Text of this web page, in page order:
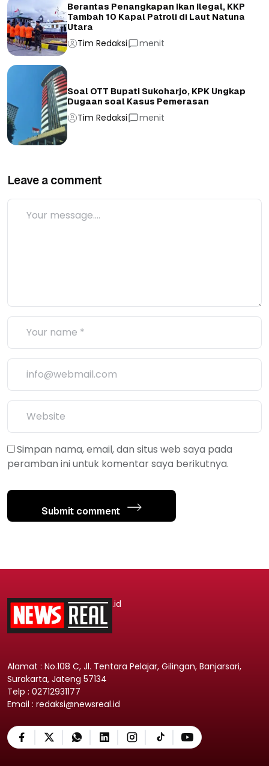
Berantas Penangkapan Ikan Ilegal, KKP
Tambah 10 Kapal Patroli di Laut Natuna
Utara
Tim Redaksi menit
Soal OTT Bupati Sukoharjo, KPK Ungkap
Dugaan soal Kasus Pemerasan
Tim Redaksi menit
Leave a comment
Simpan nama, email, dan situs web saya pada
peramban ini untuk komentar saya berikutnya.
Submit comment
.id
Alamat : No.108 C, Jl. Tentara Pelajar, Gilingan, Banjarsari,
Surakarta, Jateng 57134
Telp : 02712931177
Email : redaksi@newsreal.id